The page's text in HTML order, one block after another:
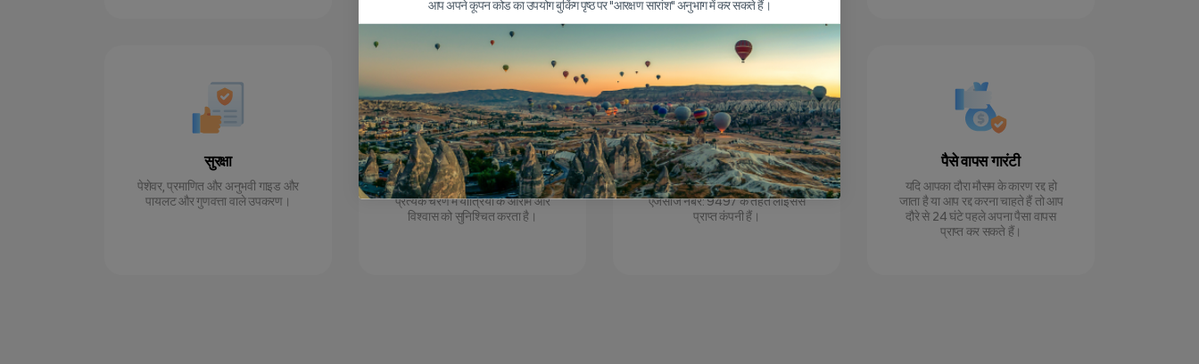
सुरक्षा
पेशेवर, प्रमाणित और अनुभवी गाइड और
पायलट और गुणवत्ता वाले उपकरण।
गुणवत्ता
आधुनिक उपकरणों का उपयोग पर्यटन के
प्रत्येक चरण में यात्रियों के आराम और
विश्वास को सुनिश्चित करता है।
पर्यटन लाइसेंस प्राप्त कंपनी
हम एसोसिएशन ऑफ टर्किश ट्रैवल
एजेंसीज नंबर: 9497 के तहत लाइसेंस
प्राप्त कंपनी हैं।
पैसे वापस गारंटी
यदि आपका दौरा मौसम के कारण रद्द हो
जाता है या आप रद्द करना चाहते हैं तो आप
दौरे से 24 घंटे पहले अपना पैसा वापस
प्राप्त कर सकते हैं।
आप अपने कूपन कोड का उपयोग बुकिंग पृष्ठ पर "आरक्षण सारांश" अनुभाग में कर सकते हैं।